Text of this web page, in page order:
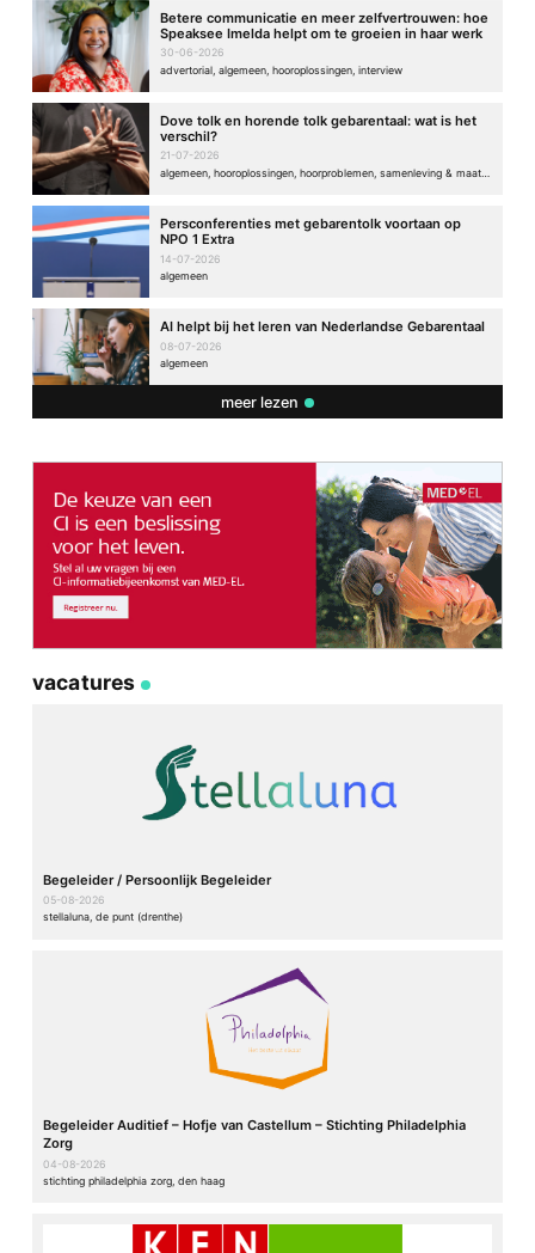
Betere communicatie en meer zelfvertrouwen: hoe
Speaksee Imelda helpt om te groeien in haar werk
30-06-2026
advertorial, algemeen, hooroplossingen, interview
Dove tolk en horende tolk gebarentaal: wat is het
verschil?
21-07-2026
Persconferenties met gebarentolk voortaan op
NPO 1 Extra
14-07-2026
algemeen
AI helpt bij het leren van Nederlandse Gebarentaal
08-07-2026
algemeen
meer lezen
vacatures
Begeleider / Persoonlijk Begeleider
05-08-2026
stellaluna, de punt (drenthe)
Begeleider Auditief – Hofje van Castellum – Stichting Philadelphia
Zorg
04-08-2026
stichting philadelphia zorg, den haag